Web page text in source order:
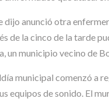
dijo anunció otra
de la cinco de la tarde
un municipio vecino de
municipal comenzó a
equipos de sonido. El